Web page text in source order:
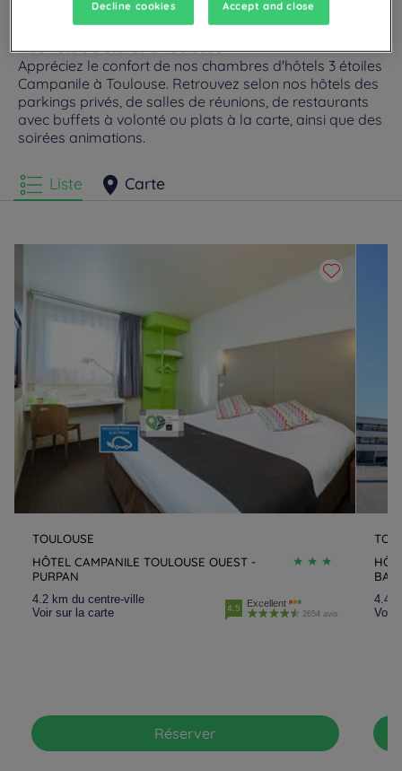
Nos hôtels 3 étoiles à Toulouse
Appréciez le confort de nos chambres d'hôtels 3 étoiles
Campanile à Toulouse. Retrouvez selon nos hôtels des
parkings privés, de salles de réunions, de restaurants
avec buffets à volonté ou plats à la carte, ainsi que des
soirées animations.
Liste Carte
TOULOUSE
HÔTEL CAMPANILE TOULOUSE OUEST -
PURPAN
4.2 km du centre-ville
Voir sur la carte
4.5 Excellent
2654 avis
Réserver
4.4
Voir
Decline cookies Accept and close